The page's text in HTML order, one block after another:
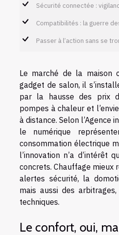
Sécurité connectée :
Compatibilités : la guerre
Passer à l’action sans se
Le marché de la maison
gadget de salon, il
par la hausse des prix
pompes à chaleur et
à distance. Selon l’Agence
le numérique
consommation électrique
l’innovation n’a d’intérêt
concrets. Chauffage mieux
alertes sécurité, la
mais aussi des
techniques.
Le confort, oui,